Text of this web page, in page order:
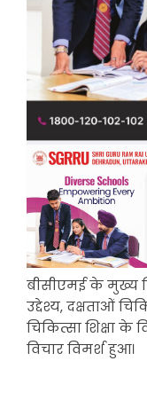
बीसीएमई के मुख्य
उद्देश्य, दक्षताओं
चिकित्सा शिक्षा
विचार विमर्श हुआ।